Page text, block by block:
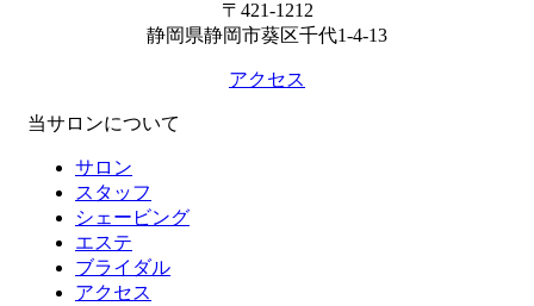
〒421-1212
静岡県静岡市葵区千代1-4-13
アクセス
当サロンについて
サロン
スタッフ
シェービング
エステ
ブライダル
アクセス